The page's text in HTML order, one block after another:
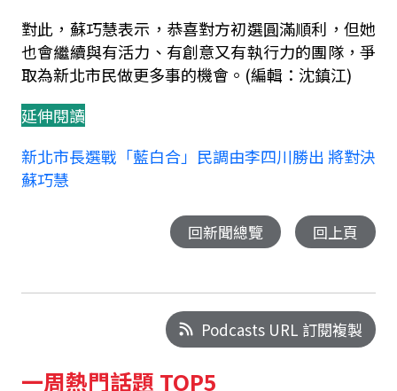
對此，蘇巧慧表示，恭喜對方初選圓滿順利，但她
也會繼續與有活力、有創意又有執行力的團隊，爭
取為新北市民做更多事的機會。(編輯：沈鎮江)
延伸閱讀
新北市長選戰「藍白合」民調由李四川勝出 將對決
蘇巧慧
回新聞總覽 回上頁
Podcasts URL 訂閱複製
一周熱門話題 TOP5